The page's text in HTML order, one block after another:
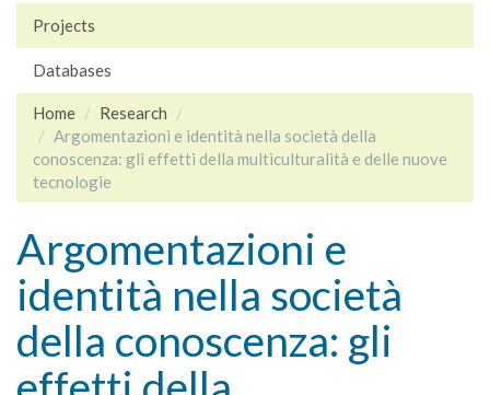
Projects
Databases
Home
Research
Argomentazioni e identità nella società della
conoscenza: gli effetti della multiculturalità e delle nuove
tecnologie
Argomentazioni e
identità nella società
della conoscenza: gli